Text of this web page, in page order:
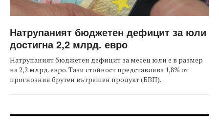
Натрупаният бюджетен дефицит за юли
достигна 2,2 млрд. евро
Натрупаният бюджетен дефицит за месец юли е в размер
на 2,2 млрд. евро. Тази стойност представлява 1,8% от
прогнозния брутен вътрешен продукт (БВП).